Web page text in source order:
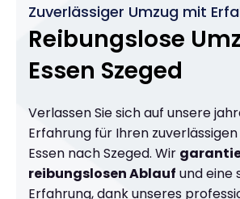
Zuverlässiger Umzug mit
Reibungslose
Essen Szeged
Verlassen Sie sich auf unsere
Erfahrung für Ihren
Essen nach Szeged. Wir
reibungslosen Ablauf und eine
Erfahrung, dank unseres